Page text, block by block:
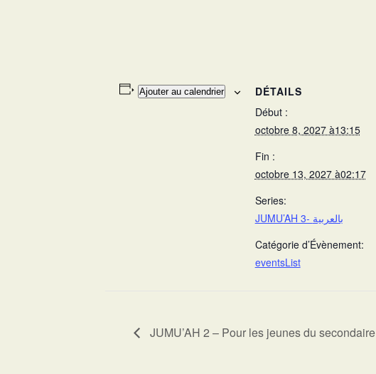
Ajouter au calendrier
DÉTAILS
Début :
octobre 8, 2027 à13:15
Fin :
octobre 13, 2027 à02:17
Series:
JUMU’AH 3- بالعربية
Catégorie d’Évènement:
eventsList
JUMU’AH 2 – Pour les jeunes du secondaire